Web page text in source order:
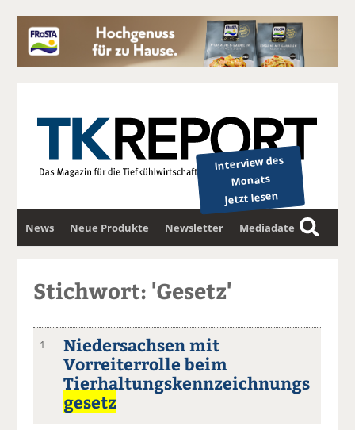
Interview des
Monats
jetzt lesen
News Neue Produkte Newsletter Mediadaten
S
u
Stichwort: 'Gesetz'
1
Niedersachsen mit
Vorreiterrolle beim
Tierhaltungskennzeichnungs
gesetz